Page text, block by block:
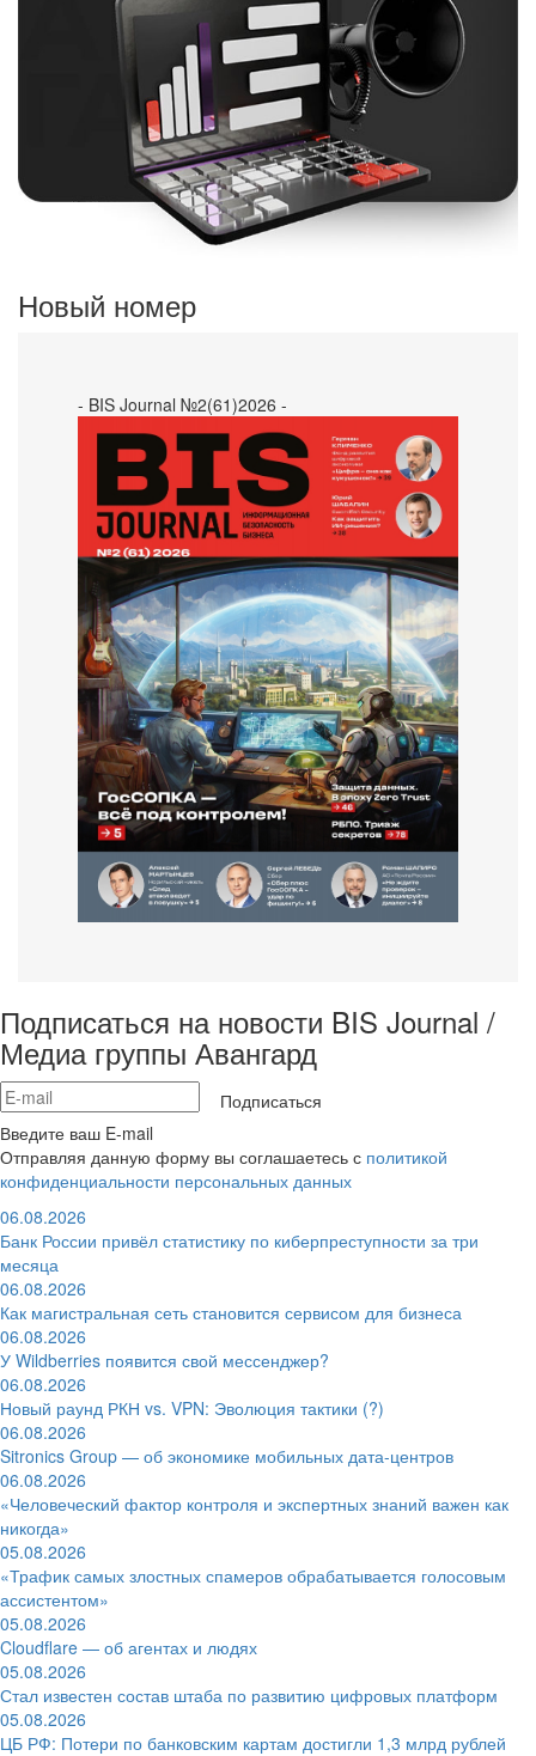
Новый номер
- BIS Journal №2(61)2026 -
Подписаться на новости BIS Journal /
Медиа группы Авангард
Подписаться
Введите ваш E-mail
Отправляя данную форму вы соглашаетесь с политикой
конфиденциальности персональных данных
06.08.2026
Банк России привёл статистику по киберпреступности за три
месяца
06.08.2026
Как магистральная сеть становится сервисом для бизнеса
06.08.2026
У Wildberries появится свой мессенджер?
06.08.2026
Новый раунд РКН vs. VPN: Эволюция тактики (?)
06.08.2026
Sitronics Group — об экономике мобильных дата-центров
06.08.2026
«Человеческий фактор контроля и экспертных знаний важен как
никогда»
05.08.2026
«Трафик самых злостных спамеров обрабатывается голосовым
ассистентом»
05.08.2026
Cloudflare — об агентах и людях
05.08.2026
Стал известен состав штаба по развитию цифровых платформ
05.08.2026
ЦБ РФ: Потери по банковским картам достигли 1,3 млрд рублей